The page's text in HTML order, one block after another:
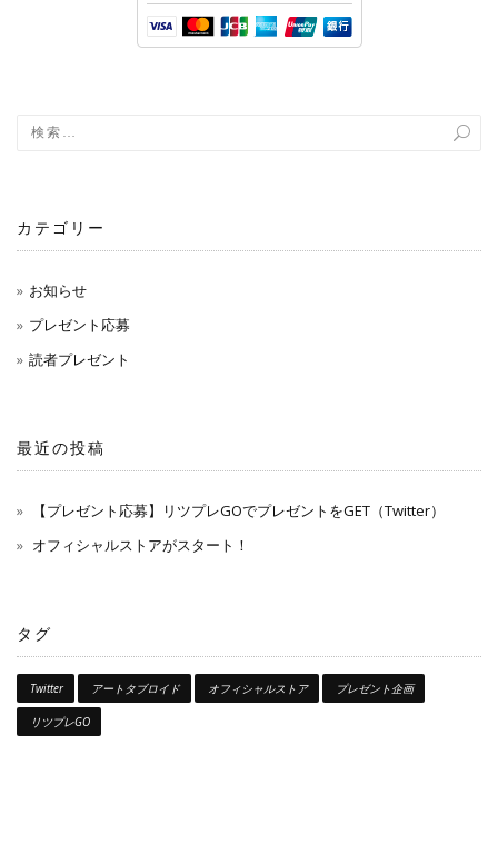
カテゴリー
お知らせ
プレゼント応募
読者プレゼント
最近の投稿
【プレゼント応募】リツプレGOでプレゼントをGET（Twitter）
オフィシャルストアがスタート！
タグ
Twitter アートタブロイド オフィシャルストア プレゼント企画
リツプレGO